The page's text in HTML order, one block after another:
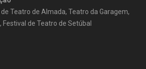
Teatro de Almada, Teatro da Garagem,
de Teatro de Setúbal